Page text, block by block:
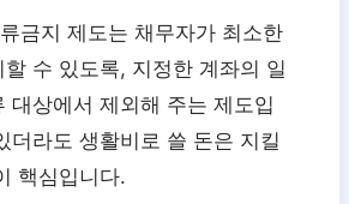
금지 제도는 채무자가 최소한
수 있도록, 지정한 계좌의 일
대상에서 제외해 주는 제도입
더라도 생활비로 쓸 돈은 지킬
핵심입니다.